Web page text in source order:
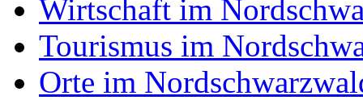
Wirtschaft im
Tourismus im
Orte im